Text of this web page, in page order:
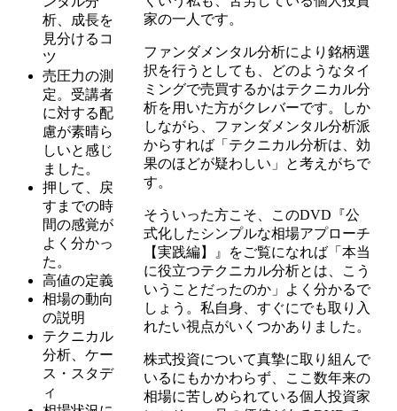
家の一人です。
ファンダメンタル分析により銘柄選
択を行うとしても、どのようなタイ
ミングで売買するかはテクニカル分
析を用いた方がクレバーです。しか
しながら、ファンダメンタル分析派
からすれば「テクニカル分析は、効
果のほどが疑わしい」と考えがちで
す。
そういった方こそ、このDVD『公
式化したシンプルな相場アプローチ
【実践編】』をご覧になれば「本当
に役立つテクニカル分析とは、こう
いうことだったのか」よく分かるで
しょう。私自身、すぐにでも取り入
れたい視点がいくつかありました。
株式投資について真摯に取り組んで
いるにもかかわらず、ここ数年来の
相場に苦しめられている個人投資家
析、成長を
見分けるコ
ツ
売圧力の測
定。受講者
に対する配
慮が素晴ら
しいと感じ
ました。
押して、戻
すまでの時
間の感覚が
よく分かっ
た。
高値の定義
相場の動向
の説明
テクニカル
分析、ケー
ス・スタデ
ィ